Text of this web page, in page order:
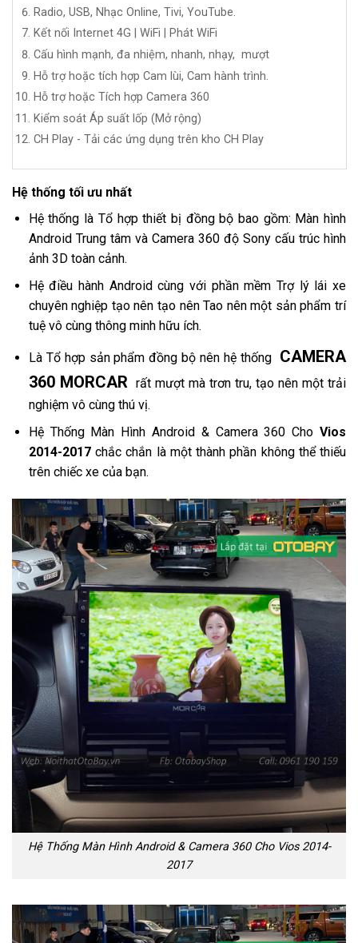
Radio, USB, Nhạc Online, Tivi, YouTube.
Kết nối Internet 4G | WiFi | Phát WiFi
Cấu hình mạnh, đa nhiệm, nhanh, nhạy, mượt
Hỗ trợ hoặc tích hợp Cam lùi, Cam hành trình.
Hỗ trợ hoặc Tích hợp Camera 360
Kiểm soát Áp suất lốp (Mở rộng)
CH Play - Tải các ứng dụng trên kho CH Play
Hệ thống tối ưu nhất
Hệ thống là Tổ hợp thiết bị đồng bộ bao gồm: Màn hình
Android Trung tâm và Camera 360 độ Sony cấu trúc hình
ảnh 3D toàn cảnh.
Hệ điều hành Android cùng với phần mềm Trợ lý lái xe
chuyên nghiệp tạo nên tạo nên Tao nên một sản phẩm trí
tuệ vô cùng thông minh hữu ích.
Là Tổ hợp sản phẩm đồng bộ nên hệ thống CAMERA
360 MORCAR rất mượt mà trơn tru, tạo nên một trải
nghiệm vô cùng thú vị.
Hệ Thống Màn Hình Android & Camera 360 Cho Vios
2014-2017chắc chắn là một thành phần không thể thiếu
trên chiếc xe của bạn.
Hệ Thống Màn Hình Android & Camera 360 Cho Vios 2014-
2017